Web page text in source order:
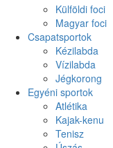
Külföldi foci
Magyar foci
Csapatsportok
Kézilabda
Vízilabda
Jégkorong
Egyéni sportok
Atlétika
Kajak-kenu
Tenisz